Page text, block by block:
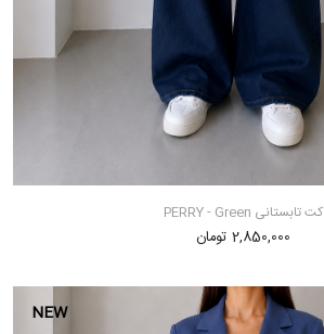
کت تابستانی PERRY - Green
2,850,000 تومان
NEW